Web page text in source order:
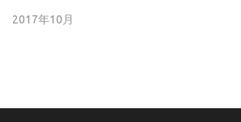
2017年10月